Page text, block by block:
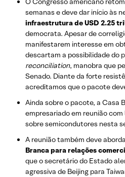
semanas e deve dar início às
infraestrutura de USD 2.25
democrata. Apesar de
manifestarem interesse em
descartam a possibilidade do
reconciliation, manobra que
Senado. Diante da forte
acreditamos que o pacote
Ainda sobre o pacote, a Casa
empresariado em reunião
sobre semicondutores nesta
A reunião também deve
Branca para relações
que o secretário do Estado
agressiva de Beijing para